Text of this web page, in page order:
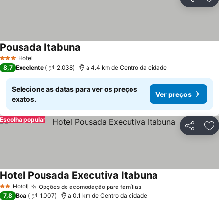
Partilhar
3 EstrelasHotel
Pousada Itabuna
8,7 Excelente 2.038 a 4.4 km de Centro da cidade
Selecione as datas para ver os preços
exatos.
Ver preços
Partilhar
Escolha popular
2 Estrelas
Hotel Opções de acomodação para famílias
Hotel Pousada Executiva Itabuna
7,8 Boa 1.007 a 0.1 km de Centro da cidade